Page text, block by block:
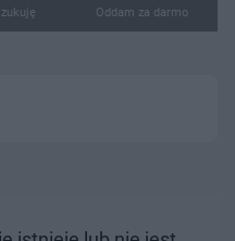
Oddam za darmo